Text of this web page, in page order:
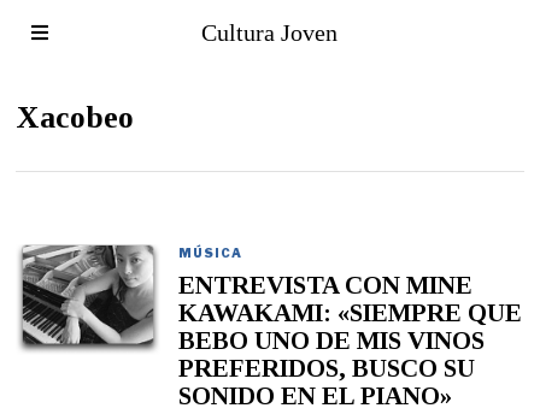
Cultura Joven
Xacobeo
MÚSICA
ENTREVISTA CON MINE
KAWAKAMI: «SIEMPRE QUE
BEBO UNO DE MIS VINOS
PREFERIDOS, BUSCO SU
SONIDO EN EL PIANO»